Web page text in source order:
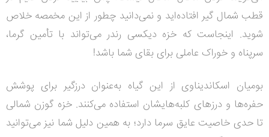
قطب شمال گیر افتاده‌اید و نمی‌دانید چطور از این مخمصه خلاص
شوید. اینجاست که خزه دیکسی رندر می‌تواند با تأمین گرما،
سرپناه و خوراک عاملی برای بقای شما باشد!
بومیان اسکاندیناوی از این گیاه به‌عنوان درزگیر برای پوشش
حفره‌ها و درزهای کلبه‌هایشان استفاده می‌کنند. خزه گوزن شمالی
تا حدی خاصیت عایق سرما دارد؛ به همین دلیل شما نیز می‌توانید